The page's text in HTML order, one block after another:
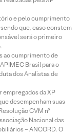
e pelo cumprimento
que, caso constem
será o primeiro
ao cumprimento de
Brasil para o
dos Analistas de
empregados da XP
desempenham suas
CVM nº
Nacional das
– ANCORD. O